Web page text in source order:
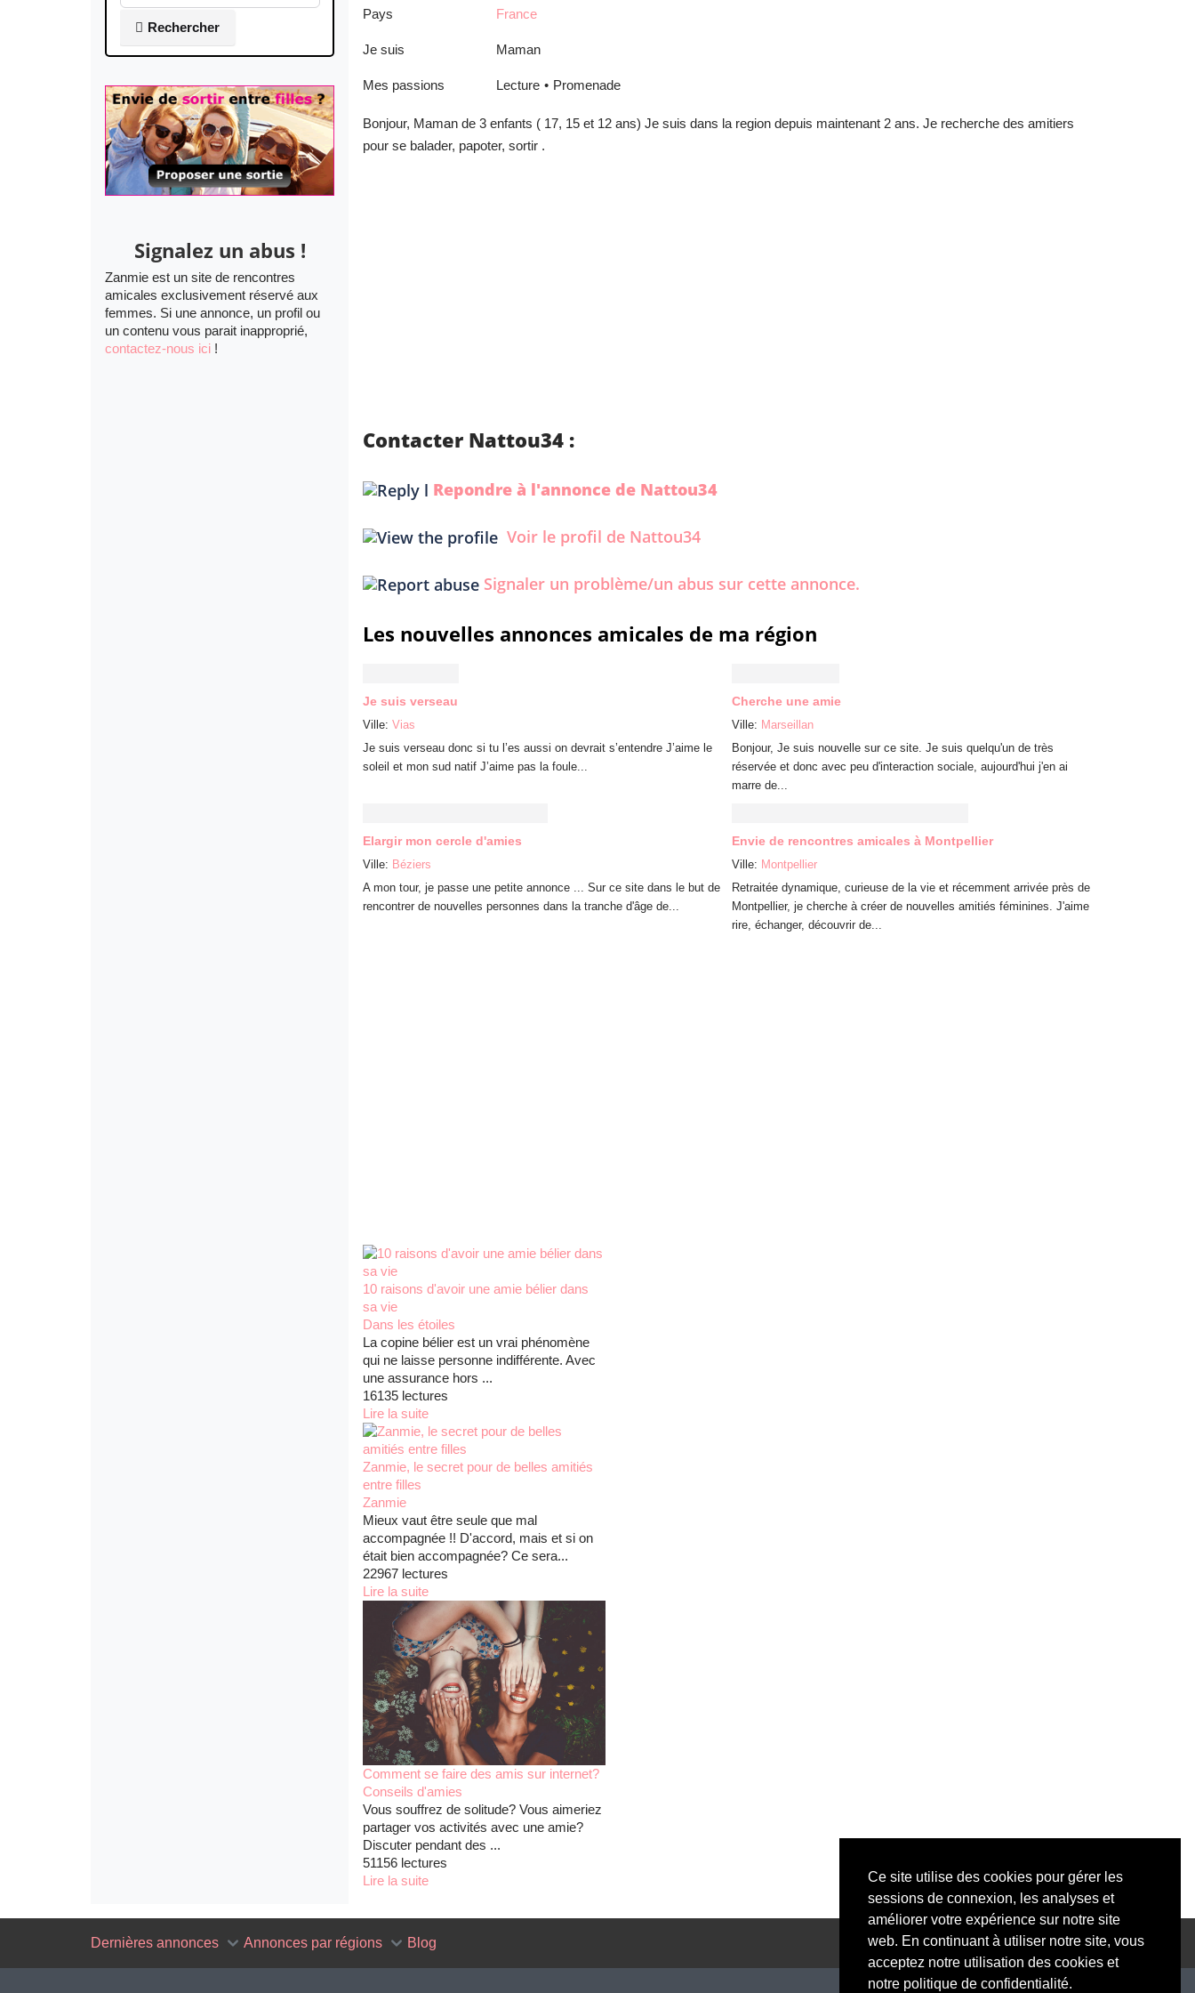
Ce site utilise des cookies pour gérer les
sessions de connexion, les analyses et
améliorer votre expérience sur notre site
web. En continuant à utiliser notre site, vous
acceptez notre utilisation des cookies et
notre politique de confidentialité.
Pays France
Je suis Maman
Mes passions Lecture Promenade
Bonjour, Maman de 3 enfants ( 17, 15 et 12 ans) Je suis dans la region depuis maintenant 2 ans. Je recherche des amitiers
pour se balader, papoter, sortir .
Contacter Nattou34 :
Repondre à l'annonce de Nattou34
Voir le profil de Nattou34
Signaler un problème/un abus sur cette annonce.
Les nouvelles annonces amicales de ma région
Je suis verseau
Ville: Vias
Je suis verseau donc si tu l’es aussi on devrait s’entendre J’aime le
soleil et mon sud natif J’aime pas la foule...
Cherche une amie
Ville: Marseillan
Bonjour, Je suis nouvelle sur ce site. Je suis quelqu'un de très
réservée et donc avec peu d'interaction sociale, aujourd'hui j'en ai
marre de...
Elargir mon cercle d'amies
Ville: Béziers
A mon tour, je passe une petite annonce ... Sur ce site dans le but de
rencontrer de nouvelles personnes dans la tranche d'âge de...
Envie de rencontres amicales à Montpellier
Ville: Montpellier
Retraitée dynamique, curieuse de la vie et récemment arrivée près de
Montpellier, je cherche à créer de nouvelles amitiés féminines. J'aime
rire, échanger, découvrir de...
10 raisons d'avoir une amie bélier dans
sa vie
Dans les étoiles
La copine bélier est un vrai phénomène
qui ne laisse personne indifférente. Avec
une assurance hors ...
16135 lectures
Lire la suite
Zanmie, le secret pour de belles amitiés
entre filles
Zanmie
Mieux vaut être seule que mal
accompagnée !! D'accord, mais et si on
était bien accompagnée? Ce sera...
22967 lectures
Lire la suite
Comment se faire des amis sur internet?
Conseils d'amies
Vous souffrez de solitude? Vous aimeriez
partager vos activités avec une amie?
Discuter pendant des ...
51156 lectures
Lire la suite
Rechercher
Signalez un abus !
Zanmie est un site de rencontres
amicales exclusivement réservé aux
femmes. Si une annonce, un profil ou
un contenu vous parait inapproprié,
contactez-nous ici !
Dernières annonces Annonces par régions Blog